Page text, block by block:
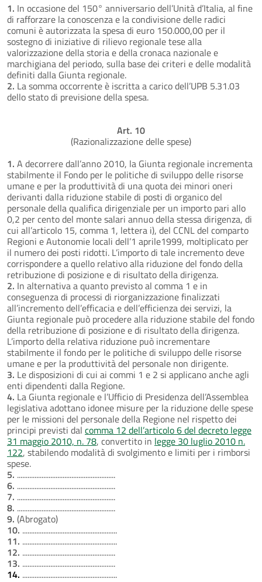
1. In occasione del 150° anniversario dell’Unità d’Italia, al fine
di rafforzare la conoscenza e la condivisione delle radici
comuni è autorizzata la spesa di euro 150.000,00 per il
sostegno di iniziative di rilievo regionale tese alla
valorizzazione della storia e della cronaca nazionale e
marchigiana del periodo, sulla base dei criteri e delle modalità
definiti dalla Giunta regionale.
2. La somma occorrente è iscritta a carico dell’UPB 5.31.03
dello stato di previsione della spesa.
Art. 10
(Razionalizzazione delle spese)
1. A decorrere dall’anno 2010, la Giunta regionale incrementa
stabilmente il Fondo per le politiche di sviluppo delle risorse
umane e per la produttività di una quota dei minori oneri
derivanti dalla riduzione stabile di posti di organico del
personale della qualifica dirigenziale per un importo pari allo
0,2 per cento del monte salari annuo della stessa dirigenza, di
cui all’articolo 15, comma 1, lettera i), del CCNL del comparto
Regioni e Autonomie locali dell’1 aprile1999, moltiplicato per
il numero dei posti ridotti. L’importo di tale incremento deve
corrispondere a quello relativo alla riduzione del fondo della
retribuzione di posizione e di risultato della dirigenza.
2. In alternativa a quanto previsto al comma 1 e in
conseguenza di processi di riorganizzazione finalizzati
all’incremento dell’efficacia e dell’efficienza dei servizi, la
Giunta regionale può procedere alla riduzione stabile del fondo
della retribuzione di posizione e di risultato della dirigenza.
L’importo della relativa riduzione può incrementare
stabilmente il fondo per le politiche di sviluppo delle risorse
umane e per la produttività del personale non dirigente.
3. Le disposizioni di cui ai commi 1 e 2 si applicano anche agli
enti dipendenti dalla Regione.
4. La Giunta regionale e l’Ufficio di Presidenza dell’Assemblea
legislativa adottano idonee misure per la riduzione delle spese
per le missioni del personale della Regione nel rispetto dei
principi previsti dal comma 12 dell’articolo 6 del decreto legge
31 maggio 2010, n. 78, convertito in legge 30 luglio 2010 n.
122, stabilendo modalità di svolgimento e limiti per i rimborsi
spese.
5. ........................................................
6. ........................................................
7. ........................................................
8. ........................................................
9. (Abrogato)
10. ......................................................
11. ......................................................
12. .....................................................
13. .....................................................
14. ......................................................